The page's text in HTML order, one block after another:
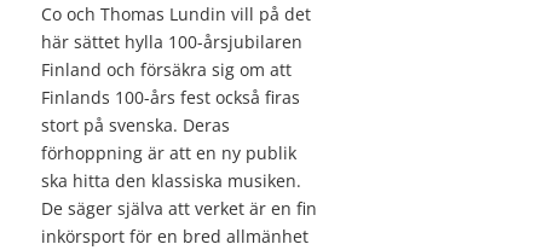
Co och Thomas Lundin vill på det
här sättet hylla 100-årsjubilaren
Finland och försäkra sig om att
Finlands 100-års fest också firas
stort på svenska. Deras
förhoppning är att en ny publik
ska hitta den klassiska musiken.
De säger själva att verket är en fin
inkörsport för en bred allmänhet